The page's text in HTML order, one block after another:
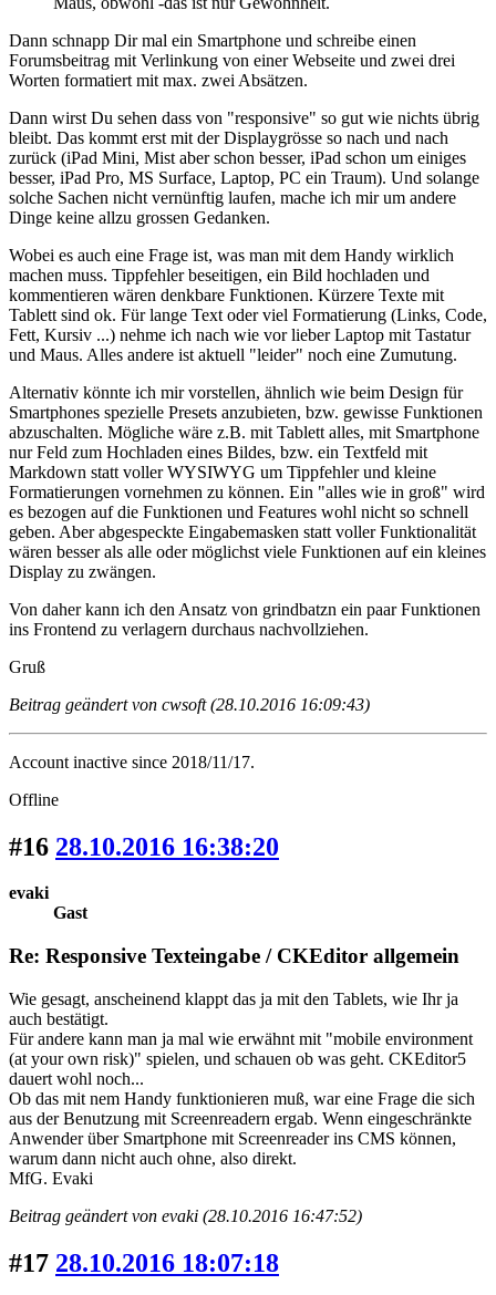
Dann schnapp Dir mal ein Smartphone und schreibe einen
Forumsbeitrag mit Verlinkung von einer Webseite und zwei drei
Worten formatiert mit max. zwei Absätzen.
Dann wirst Du sehen dass von "responsive" so gut wie nichts übrig
bleibt. Das kommt erst mit der Displaygrösse so nach und nach
zurück (iPad Mini, Mist aber schon besser, iPad schon um einiges
besser, iPad Pro, MS Surface, Laptop, PC ein Traum). Und solange
solche Sachen nicht vernünftig laufen, mache ich mir um andere
Dinge keine allzu grossen Gedanken.
Wobei es auch eine Frage ist, was man mit dem Handy wirklich
machen muss. Tippfehler beseitigen, ein Bild hochladen und
kommentieren wären denkbare Funktionen. Kürzere Texte mit
Tablett sind ok. Für lange Text oder viel Formatierung (Links, Code,
Fett, Kursiv ...) nehme ich nach wie vor lieber Laptop mit Tastatur
und Maus. Alles andere ist aktuell "leider" noch eine Zumutung.
Alternativ könnte ich mir vorstellen, ähnlich wie beim Design für
Smartphones spezielle Presets anzubieten, bzw. gewisse Funktionen
abzuschalten. Mögliche wäre z.B. mit Tablett alles, mit Smartphone
nur Feld zum Hochladen eines Bildes, bzw. ein Textfeld mit
Markdown statt voller WYSIWYG um Tippfehler und kleine
Formatierungen vornehmen zu können. Ein "alles wie in groß" wird
es bezogen auf die Funktionen und Features wohl nicht so schnell
geben. Aber abgespeckte Eingabemasken statt voller Funktionalität
wären besser als alle oder möglichst viele Funktionen auf ein kleines
Display zu zwängen.
Von daher kann ich den Ansatz von grindbatzn ein paar Funktionen
ins Frontend zu verlagern durchaus nachvollziehen.
Gruß
Beitrag geändert von cwsoft (28.10.2016 16:09:43)
Account inactive since 2018/11/17.
Offline
#16 28.10.2016 16:38:20
evaki
Gast
Re: Responsive Texteingabe / CKEditor allgemein
Wie gesagt, anscheinend klappt das ja mit den Tablets, wie Ihr ja
auch bestätigt.
Für andere kann man ja mal wie erwähnt mit "mobile environment
(at your own risk)" spielen, und schauen ob was geht. CKEditor5
dauert wohl noch...
Ob das mit nem Handy funktionieren muß, war eine Frage die sich
aus der Benutzung mit Screenreadern ergab. Wenn eingeschränkte
Anwender über Smartphone mit Screenreader ins CMS können,
warum dann nicht auch ohne, also direkt.
MfG. Evaki
Beitrag geändert von evaki (28.10.2016 16:47:52)
#17 28.10.2016 18:07:18